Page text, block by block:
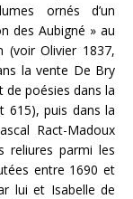
ornés d’un
des Aubigné » au
(voir Olivier 1837,
la vente De Bry
de poésies dans la
615), puis dans la
Ract-Madoux
reliures parmi les
entre 1690 et
lui et Isabelle de